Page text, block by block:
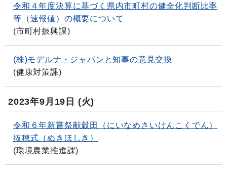
令和４年度決算に基づく県内市町村の健全化判断比率
等（速報値）の概要について
(市町村振興課)
(株)モデルナ・ジャパンと知事の意見交換
(健康対策課)
2023年9月19日 (火)
令和６年新嘗祭献穀田（にいなめさいけんこくでん）
抜穂式（ぬきほしき）
(環境農業推進課)